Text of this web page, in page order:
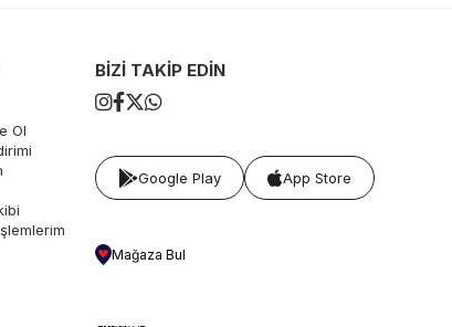
Ol
BİZİ TAKİP EDİN
Google Play App Store
Mağaza Bul